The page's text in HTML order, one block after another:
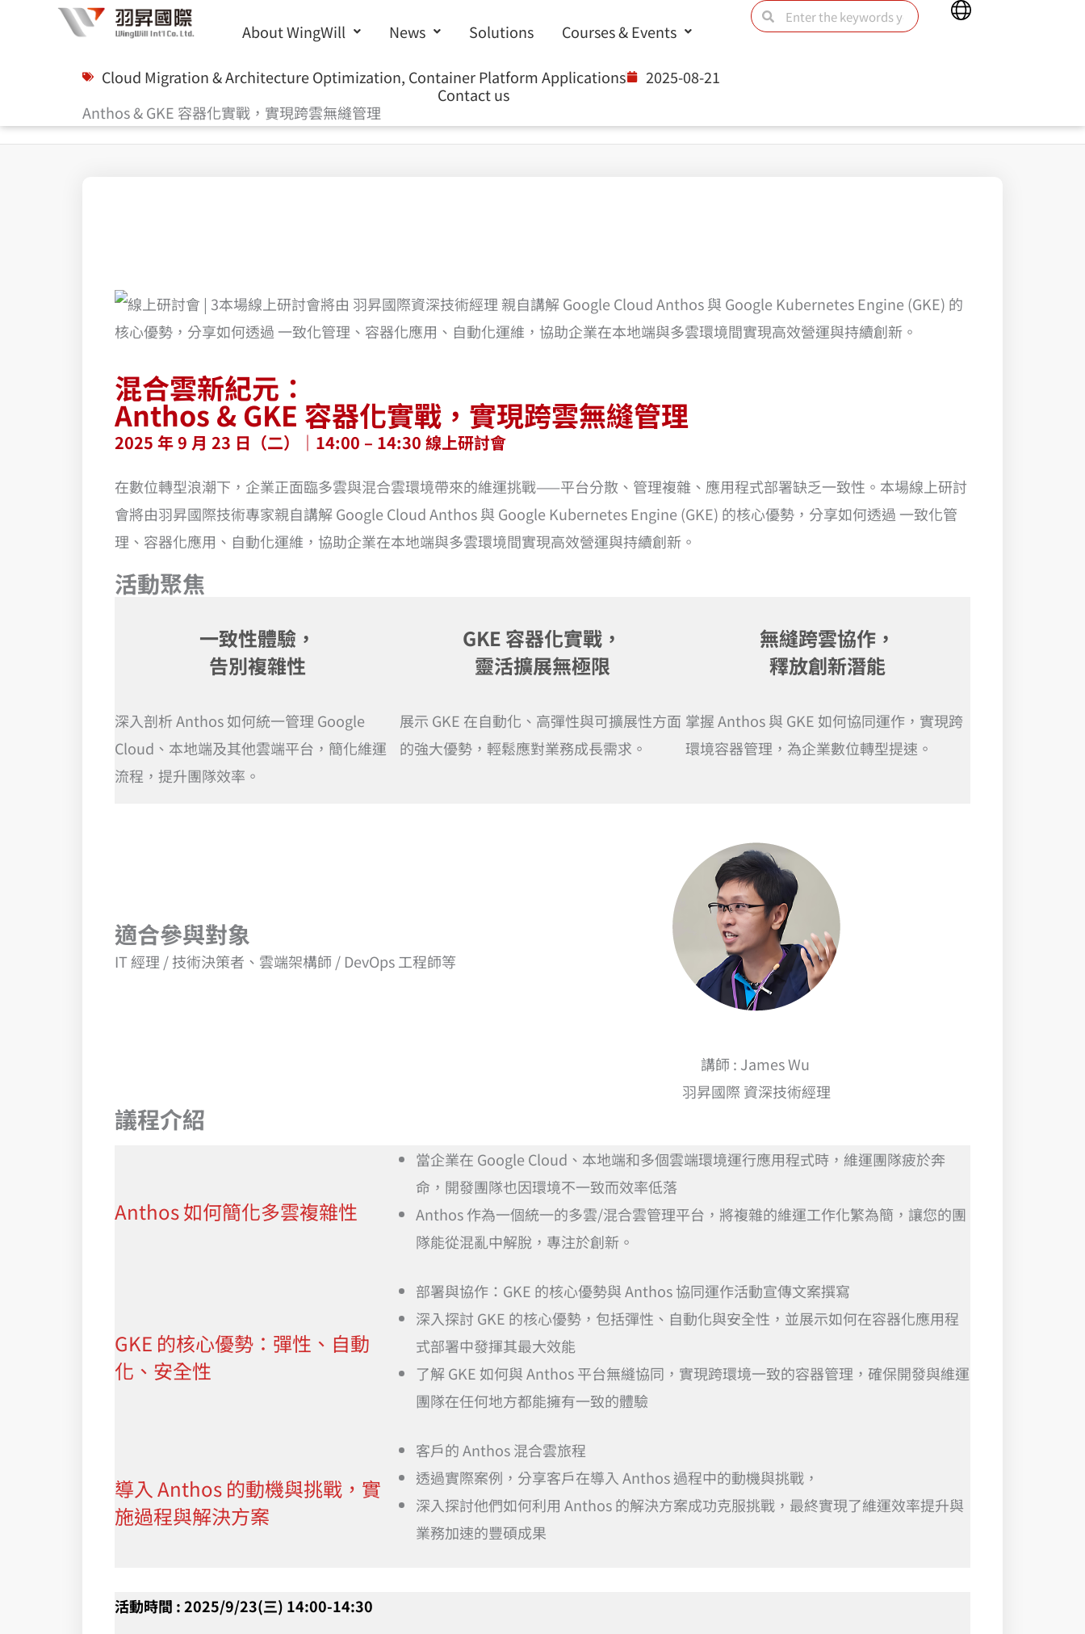
About WingWill News Solutions Courses & Events
Contact us
SearchSearch
Main
Cloud Migration & Architecture Optimization, Container Platform Applications
2025-08-21
Anthos & GKE 容器化實戰，實現跨雲無縫管理
混合雲新紀元：
Anthos & GKE 容器化實戰，實現跨雲無縫管理
2025 年 9 月 23 日（二）｜14:00 – 14:30 線上研討會
在數位轉型浪潮下，企業正面臨多雲與混合雲環境帶來的維運挑戰——平台分散、管理複雜、應用程式部署缺乏一致性。本場線上研討
會將由羽昇國際技術專家親自講解 Google Cloud Anthos 與 Google Kubernetes Engine (GKE) 的核心優勢，分享如何透過 一致化管
理、容器化應用、自動化運維，協助企業在本地端與多雲環境間實現高效營運與持續創新。
活動聚焦
一致性體驗，
告別複雜性
深入剖析 Anthos 如何統一管理 Google
Cloud、本地端及其他雲端平台，簡化維運
流程，提升團隊效率。
GKE 容器化實戰，
靈活擴展無極限
展示 GKE 在自動化、高彈性與可擴展性方面
的強大優勢，輕鬆應對業務成長需求。
無縫跨雲協作，
釋放創新潛能
掌握 Anthos 與 GKE 如何協同運作，實現跨
環境容器管理，為企業數位轉型提速。
適合參與對象
IT 經理 / 技術決策者、雲端架構師 / DevOps 工程師等
講師 : James Wu
羽昇國際 資深技術經理
議程介紹
Anthos 如何簡化多雲複雜性
當企業在 Google Cloud、本地端和多個雲端環境運行應用程式時，維運團隊疲於奔
命，開發團隊也因環境不一致而效率低落
Anthos 作為一個統一的多雲/混合雲管理平台，將複雜的維運工作化繁為簡，讓您的團
隊能從混亂中解脫，專注於創新。
GKE 的核心優勢：彈性、自動
化、安全性
部署與協作：GKE 的核心優勢與 Anthos 協同運作活動宣傳文案撰寫
深入探討 GKE 的核心優勢，包括彈性、自動化與安全性，並展示如何在容器化應用程
式部署中發揮其最大效能
了解 GKE 如何與 Anthos 平台無縫協同，實現跨環境一致的容器管理，確保開發與維運
團隊在任何地方都能擁有一致的體驗
導入 Anthos 的動機與挑戰，實
施過程與解決方案
客戶的 Anthos 混合雲旅程
透過實際案例，分享客戶在導入 Anthos 過程中的動機與挑戰，
深入探討他們如何利用 Anthos 的解決方案成功克服挑戰，最終實現了維運效率提升與
業務加速的豐碩成果
活動時間 : 2025/9/23(三) 14:00-14:30